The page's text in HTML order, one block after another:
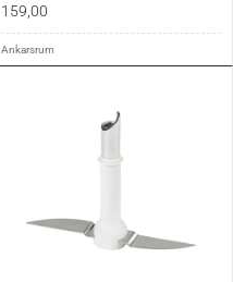
159,00
Ankarsrum